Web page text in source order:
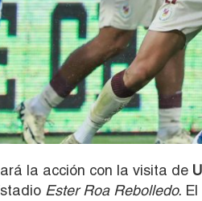
la acción con la visita de
Ester Roa Rebolledo.